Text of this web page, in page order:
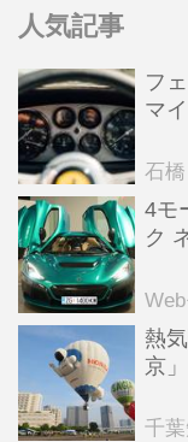
人気記事
フ
マ
石
4モ
ク
全
熱
京
ン
千